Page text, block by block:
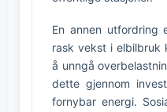
En annen utfordring
rask vekst i elbilbruk
å unngå
dette gjennom
fornybar energi.